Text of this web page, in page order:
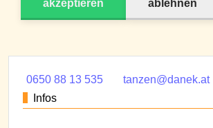
akzeptieren ablehnen
0650 88 13 535
tanzen@danek.at
Infos